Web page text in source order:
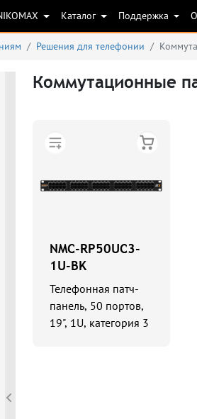
Каталог Поддержка
Решения для телефонии
Коммутационные
NMC-RP50UC3-
1U-BK
Телефонная патч-
панель, 50 портов,
19", 1U, категория 3